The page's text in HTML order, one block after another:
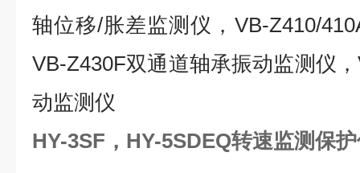
轴位移/胀差监测仪，VB-Z410/
VB-Z430F双通道轴承振动监测仪
动监测仪
HY-3SF，HY-5SDEQ转速监测保